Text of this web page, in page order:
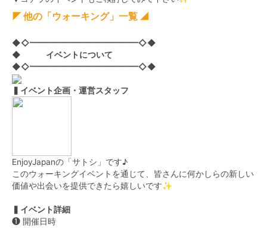
◤ 他の「ウォーキング」一覧 ◢
◆◇━━━━━━━━━━━━━◇◆
◆ イベントについて
◆◇━━━━━━━━━━━━━◇◆
▍イベント企画・運営スタッフ
EnjoyJapanの「サトシ」です♪
このウォーキングイベントを通じて、皆さんに何かしらの新しい
価値や出会いを提供できたら嬉しいです✨
▍イベント詳細
❶ 開催日時